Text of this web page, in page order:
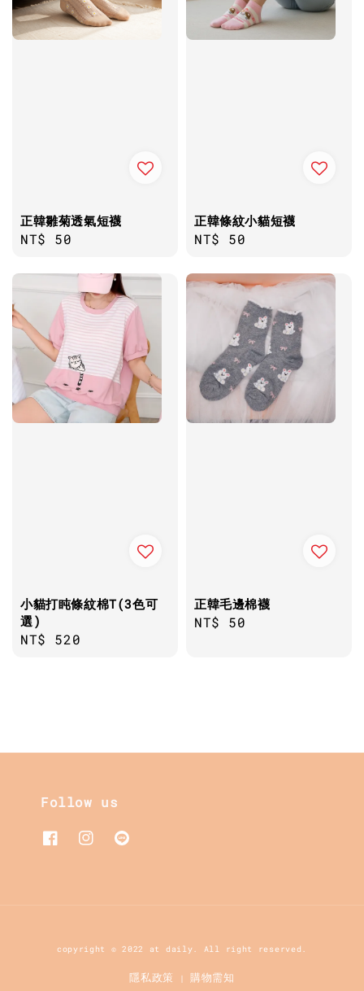
正韓雛菊透氣短襪
Regular
NT$ 50
正韓條紋小貓短襪
Regular
NT$ 50
小貓打盹條紋棉T(3色可
選)
Regular
NT$ 520
正韓毛邊棉襪
Regular
NT$ 50
Follow us
copyright © 2022 at daily. All right reserved.
隱私政策 |購物需知